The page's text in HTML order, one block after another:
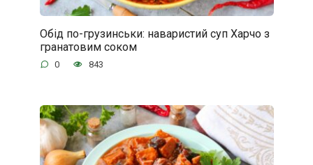
Обід по-грузинськи: наваристий суп Харчо з
гранатовим соком
0 843